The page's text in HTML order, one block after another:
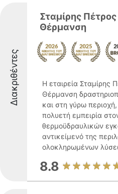
Διακριθέντες
Σταμίρης
Θέρμανση
Η εταιρεία Σταμίρης
Θέρμανση
και στη γύρω
πολυετή εμπειρία
θερμοϋδραυλικών
αντικείμενό της
ολοκληρωμένων
8.8